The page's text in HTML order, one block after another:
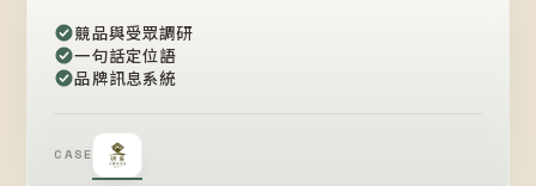
競品與受眾調研
一句話定位語
品牌訊息系統
CASE